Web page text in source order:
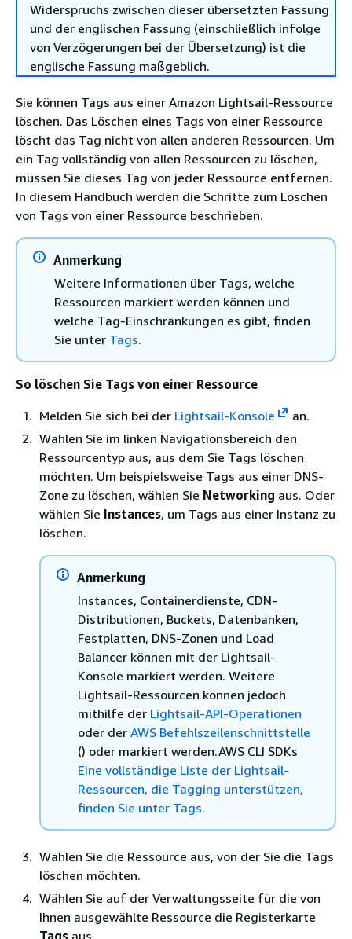
Widerspruchs zwischen dieser übersetzten Fassung
und der englischen Fassung (einschließlich infolge
von Verzögerungen bei der Übersetzung) ist die
englische Fassung maßgeblich.
Sie können Tags aus einer Amazon Lightsail-Ressource
löschen. Das Löschen eines Tags von einer Ressource
löscht das Tag nicht von allen anderen Ressourcen. Um
ein Tag vollständig von allen Ressourcen zu löschen,
müssen Sie dieses Tag von jeder Ressource entfernen.
In diesem Handbuch werden die Schritte zum Löschen
von Tags von einer Ressource beschrieben.
Anmerkung
Weitere Informationen über Tags, welche
Ressourcen markiert werden können und
welche Tag-Einschränkungen es gibt, finden
Sie unter Tags.
So löschen Sie Tags von einer Ressource
Melden Sie sich bei der Lightsail-Konsole
an.
Wählen Sie im linken Navigationsbereich den
Ressourcentyp aus, aus dem Sie Tags löschen
möchten. Um beispielsweise Tags aus einer DNS-
Zone zu löschen, wählen Sie Networking aus. Oder
wählen Sie Instances, um Tags aus einer Instanz zu
löschen.
Anmerkung
Instances, Containerdienste, CDN-
Distributionen, Buckets, Datenbanken,
Festplatten, DNS-Zonen und Load
Balancer können mit der Lightsail-
Konsole markiert werden. Weitere
Lightsail-Ressourcen können jedoch
mithilfe der Lightsail-API-Operationen
oder der AWS Befehlszeilenschnittstelle
() oder markiert werden.AWS CLI SDKs
Eine vollständige Liste der Lightsail-
Ressourcen, die Tagging unterstützen,
finden Sie unter Tags.
Wählen Sie die Ressource aus, von der Sie die Tags
löschen möchten.
Wählen Sie auf der Verwaltungsseite für die von
Ihnen ausgewählte Ressource die Registerkarte
Tags aus.